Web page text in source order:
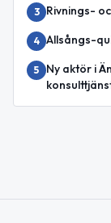
3 Rivnings-
4 Allsångs-
5
Ny aktör i